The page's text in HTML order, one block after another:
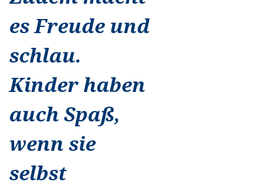
es Freude und
schlau.
Kinder haben
auch Spaß,
wenn sie
selbst